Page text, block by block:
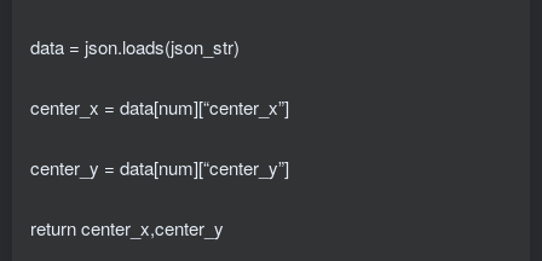
data = json.loads(json_str)
center_x = data[num][“center_x”]
center_y = data[num][“center_y”]
return center_x,center_y